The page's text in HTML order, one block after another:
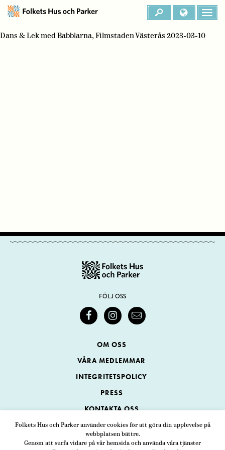
Folkets Hus och Parker använder cookies för att göra din upplevelse på
webbplatsen bättre.
Genom att surfa vidare på vår hemsida och använda våra tjänster
Dans & Lek med Babblarna, Filmstaden Västerås 2023-03-10
FÖLJ OSS
OM OSS
VÅRA MEDLEMMAR
INTEGRITETSPOLICY
PRESS
KONTAKTA OSS
Folkets Hus och Parker